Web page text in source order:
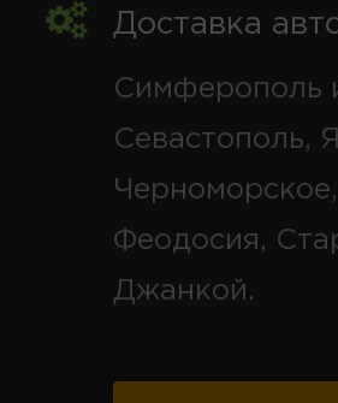
Доставка
Симферополь
Севастополь,
Феодосия,
Джанкой.